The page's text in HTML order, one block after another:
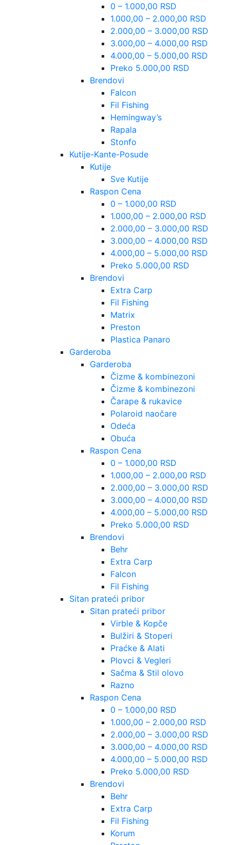
0 – 1.000,00 RSD
1.000,00 – 2.000,00 RSD
2.000,00 – 3.000,00 RSD
3.000,00 – 4.000,00 RSD
4.000,00 – 5.000,00 RSD
Preko 5.000,00 RSD
Brendovi
Falcon
Fil Fishing
Hemingway’s
Rapala
Stonfo
Kutije-Kante-Posude
Kutije
Sve Kutije
Raspon Cena
0 – 1.000,00 RSD
1.000,00 – 2.000,00 RSD
2.000,00 – 3.000,00 RSD
3.000,00 – 4.000,00 RSD
4.000,00 – 5.000,00 RSD
Preko 5.000,00 RSD
Brendovi
Extra Carp
Fil Fishing
Matrix
Preston
Plastica Panaro
Garderoba
Garderoba
Čizme & kombinezoni
Čizme & kombinezoni
Čarape & rukavice
Polaroid naočare
Odeća
Obuća
Raspon Cena
0 – 1.000,00 RSD
1.000,00 – 2.000,00 RSD
2.000,00 – 3.000,00 RSD
3.000,00 – 4.000,00 RSD
4.000,00 – 5.000,00 RSD
Preko 5.000,00 RSD
Brendovi
Behr
Extra Carp
Falcon
Fil Fishing
Sitan prateći pribor
Sitan prateći pribor
Virble & Kopče
Bulžiri & Stoperi
Praćke & Alati
Plovci & Vegleri
Sačma & Stil olovo
Razno
Raspon Cena
0 – 1.000,00 RSD
1.000,00 – 2.000,00 RSD
2.000,00 – 3.000,00 RSD
3.000,00 – 4.000,00 RSD
4.000,00 – 5.000,00 RSD
Preko 5.000,00 RSD
Brendovi
Behr
Extra Carp
Fil Fishing
Korum